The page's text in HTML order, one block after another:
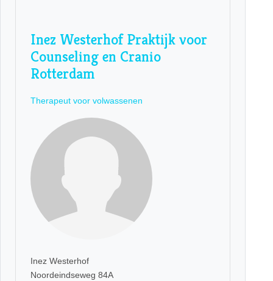
Inez Westerhof Praktijk voor
Counseling en Cranio
Rotterdam
Therapeut voor volwassenen
Inez Westerhof
Noordeindseweg 84A